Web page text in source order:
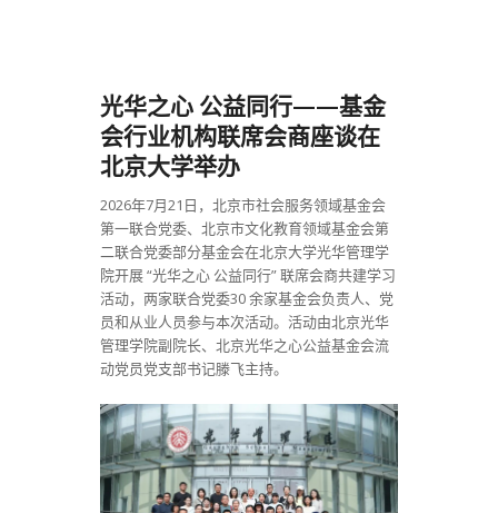
光华之心 公益同行——基金
会行业机构联席会商座谈在
北京大学举办
2026年7月21日，北京市社会服务领域基金会
第一联合党委、北京市文化教育领域基金会第
二联合党委部分基金会在北京大学光华管理学
院开展 “光华之心 公益同行” 联席会商共建学习
活动，两家联合党委30 余家基金会负责人、党
员和从业人员参与本次活动。活动由北京光华
管理学院副院长、北京光华之心公益基金会流
动党员党支部书记滕飞主持。